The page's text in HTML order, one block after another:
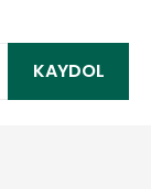
KAYDOL